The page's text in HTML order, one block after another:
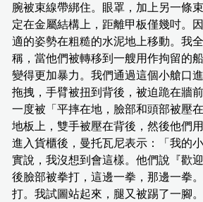
腕被束線帶綁住。眼罩，加上另一條
定在金屬結構上，距離甲板僅幾吋。
適的姿勢在粗糙的水泥地上移動。我
稱，當他們被轉移到一艘用作拘留的
變得更加暴力。我們通過這個小艙口
拖拽，手臂被扭到背後，被迫跪在牆
一度被「平摔在地，臉部和頭部被壓
地板上，雙手被壓在背後，然後他們
進入貨櫃後，曼托瓦尼表示：「我的
實說，我沒想到會這樣。他們說『歡
後臉部被拳打，這邊一拳，那邊一拳
打。我試圖站起來，腿又被踢了一腳